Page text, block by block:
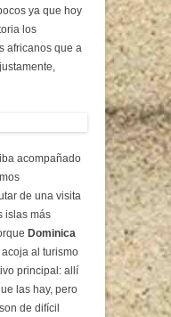
ya que hoy
los
africanos que a
acompañado
de una visita
islas más
Dominica
al turismo
principal: allí
las hay, pero
de difícil